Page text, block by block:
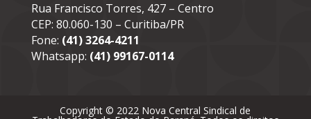
Rua Francisco Torres, 427 – Centro
CEP: 80.060-130 – Curitiba/PR
Fone: (41) 3264-4211
Whatsapp: (41) 99167-0114
Copyright © 2022 Nova Central Sindical de